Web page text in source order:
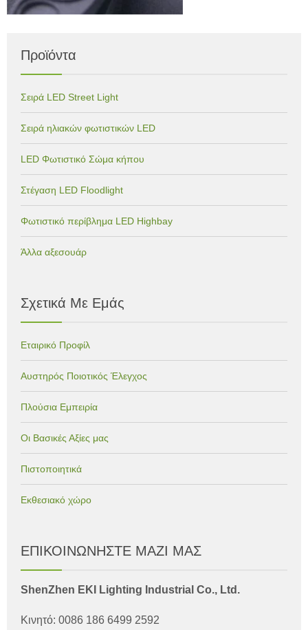
Προϊόντα
Σειρά LED Street Light
Σειρά ηλιακών φωτιστικών LED
LED Φωτιστικό Σώμα κήπου
Στέγαση LED Floodlight
Φωτιστικό περίβλημα LED Highbay
Άλλα αξεσουάρ
Σχετικά Με Εμάς
Εταιρικό Προφίλ
Αυστηρός Ποιοτικός Έλεγχος
Πλούσια Εμπειρία
Οι Βασικές Αξίες μας
Πιστοποιητικά
Εκθεσιακό χώρο
ΕΠΙΚΟΙΝΩΝΗΣΤΕ ΜΑΖΙ ΜΑΣ
ShenZhen EKI Lighting Industrial Co., Ltd.
Κινητό: 0086 186 6499 2592